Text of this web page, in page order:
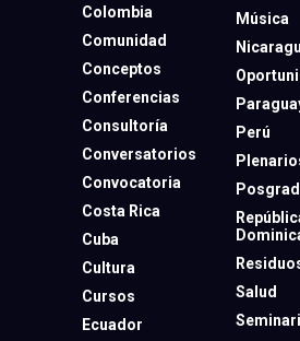
Colombia
Comunidad
Conceptos
Conferencias
Consultoría
Conversatorios
Convocatoria
Costa Rica
Cuba
Cultura
Cursos
Ecuador
Música
Perú
Salud